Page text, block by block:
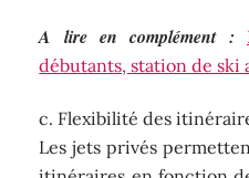
A lire en complément :
débutants, station de ski
c. Flexibilité des
Les jets privés